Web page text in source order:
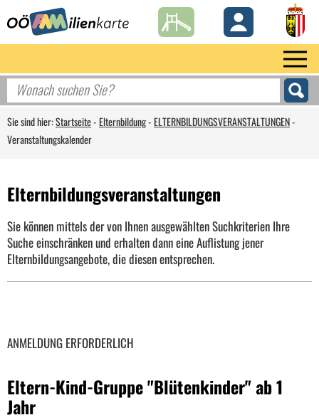
Sie sind hier:Startseite-Elternbildung-ELTERNBILDUNGSVERANSTALTUNGEN-
Veranstaltungskalender
Elternbildungsveranstaltungen
Sie können mittels der von Ihnen ausgewählten Suchkriterien Ihre
Suche einschränken und erhalten dann eine Auflistung jener
Elternbildungsangebote, die diesen entsprechen.
ANMELDUNG ERFORDERLICH
Eltern-Kind-Gruppe "Blütenkinder" ab 1
Jahr